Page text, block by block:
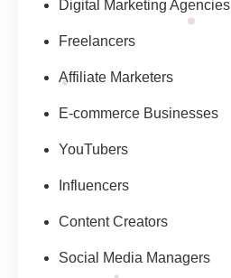
Digital Marketing Agencies
Freelancers
Affiliate Marketers
E-commerce Businesses
YouTubers
Influencers
Content Creators
Social Media Managers